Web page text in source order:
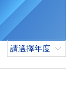
請選擇年度